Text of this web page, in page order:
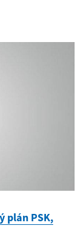
plán PSK,